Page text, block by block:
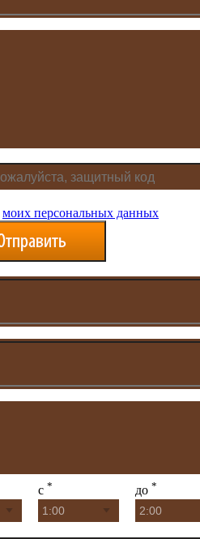
моих персональных данных
с * до *